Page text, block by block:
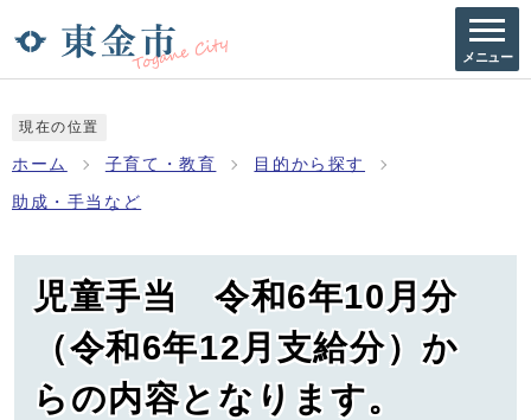
メニュー
現在の位置
ホーム 子育て・教育 目的から探す
助成・手当など
児童手当 令和6年10月分
（令和6年12月支給分）か
らの内容となります。